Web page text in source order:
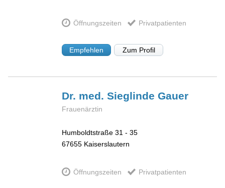
Öffnungszeiten Privatpatienten
Empfehlen Zum Profil
Dr. med. SieglindeGauer
Frauenärztin
Humboldtstraße 31 - 35
67655 Kaiserslautern
Öffnungszeiten Privatpatienten